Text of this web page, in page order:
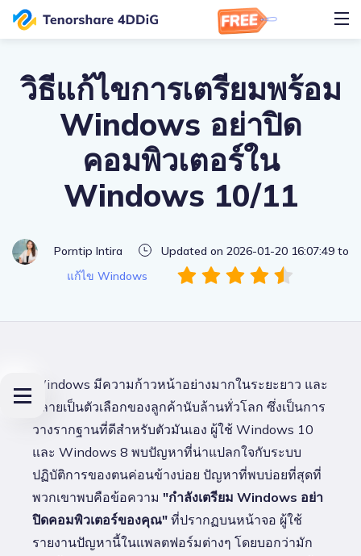
วิธีแก้ไขการเตรียมพร้อม
Windows อย่าปิด
คอมพิวเตอร์ใน
Windows 10/11
Porntip Intira
Updated on 2026-01-20 16:07:49 to
แก้ไข Windows
Windows มีความก้าวหน้าอย่างมากในระยะยาว และ
กลายเป็นตัวเลือกของลูกค้านับล้านทั่วโลก ซึ่งเป็นการ
วางรากฐานที่ดีสำหรับตัวมันเอง ผู้ใช้ Windows 10
และ Windows 8 พบปัญหาที่น่าแปลกใจกับระบบ
ปฏิบัติการของตนค่อนข้างบ่อย ปัญหาที่พบบ่อยที่สุดที่
พวกเขาพบคือข้อความ "กำลังเตรียม Windows อย่า
ปิดคอมพิวเตอร์ของคุณ" ที่ปรากฏบนหน้าจอ ผู้ใช้
รายงานปัญหานี้ในแพลตฟอร์มต่างๆ โดยบอกว่ามัก